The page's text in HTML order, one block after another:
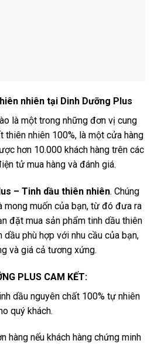
nhiên tại Dinh Dưỡng Plus
là một trong những đơn vị cung
thiên nhiên 100%, là một cửa hàng
hơn 10.000 khách hàng trên các
tử mua hàng và đánh giá.
– Tinh dầu thiên nhiên. Chúng
mong muốn của bạn, từ đó đưa ra
đặt mua sản phẩm tinh dầu thiên
dầu phù hợp với nhu cầu của bạn,
và giá cả tương xứng.
PLUS CAM KẾT:
dầu nguyên chất 100% tự nhiên
quý khách.
hàng nếu khách hàng chứng minh